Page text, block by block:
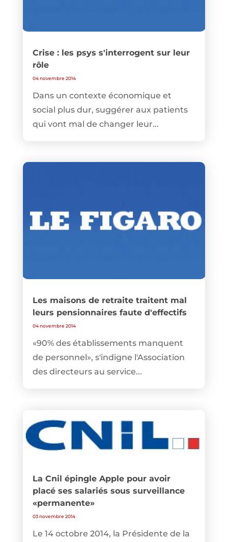
Crise : les psys s'interrogent sur leur
rôle
04 novembre 2014
Dans un contexte économique et
social plus dur, suggérer aux patients
qui vont mal de changer leur...
Les maisons de retraite traitent mal
leurs pensionnaires faute d'effectifs
04 novembre 2014
«90% des établissements manquent
de personnel», s'indigne l'Association
des directeurs au service...
La Cnil épingle Apple pour avoir
placé ses salariés sous surveillance
«permanente»
03 novembre 2014
Le 14 octobre 2014, la Présidente de la